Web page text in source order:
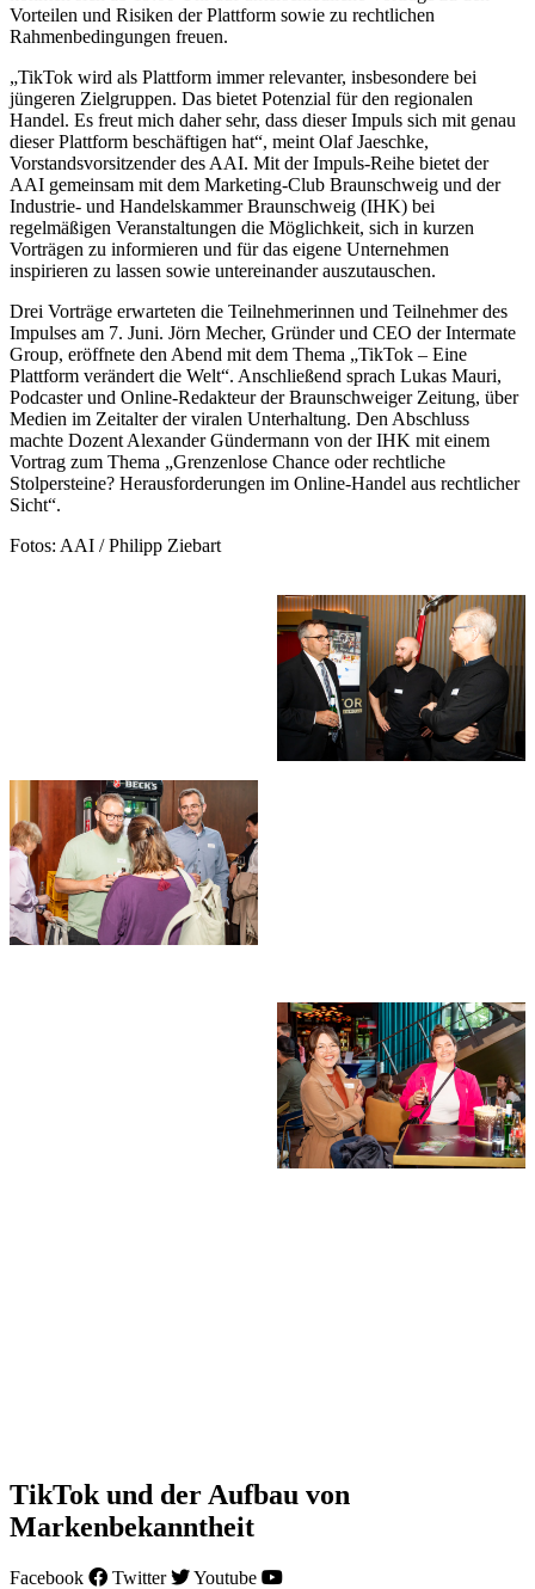
Vorteilen und Risiken der Plattform sowie zu rechtlichen
Rahmenbedingungen freuen.
„TikTok wird als Plattform immer relevanter, insbesondere bei
jüngeren Zielgruppen. Das bietet Potenzial für den regionalen
Handel. Es freut mich daher sehr, dass dieser Impuls sich mit genau
dieser Plattform beschäftigen hat“, meint Olaf Jaeschke,
Vorstandsvorsitzender des AAI. Mit der Impuls-Reihe bietet der
AAI gemeinsam mit dem Marketing-Club Braunschweig und der
Industrie- und Handelskammer Braunschweig (IHK) bei
regelmäßigen Veranstaltungen die Möglichkeit, sich in kurzen
Vorträgen zu informieren und für das eigene Unternehmen
inspirieren zu lassen sowie untereinander auszutauschen.
Drei Vorträge erwarteten die Teilnehmerinnen und Teilnehmer des
Impulses am 7. Juni. Jörn Mecher, Gründer und CEO der Intermate
Group, eröffnete den Abend mit dem Thema „TikTok – Eine
Plattform verändert die Welt“. Anschließend sprach Lukas Mauri,
Podcaster und Online-Redakteur der Braunschweiger Zeitung, über
Medien im Zeitalter der viralen Unterhaltung. Den Abschluss
machte Dozent Alexander Gündermann von der IHK mit einem
Vortrag zum Thema „Grenzenlose Chance oder rechtliche
Stolpersteine? Herausforderungen im Online-Handel aus rechtlicher
Sicht“.
Fotos: AAI / Philipp Ziebart
TikTok und der Aufbau von
Markenbekanntheit
Facebook Twitter Youtube